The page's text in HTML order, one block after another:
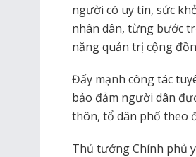
người có uy tín, sức
nhân dân, từng bước
năng quản trị cộng
Đẩy mạnh công tác
bảo đảm người dân
thôn, tổ dân phố theo
Thủ tướng Chính phủ